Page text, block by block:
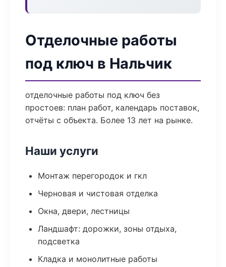
Отделочные работы
под ключ в Нальчик
отделочные работы под ключ без
простоев: план работ, календарь поставок,
отчёты с объекта. Более 13 лет на рынке.
Наши услуги
Монтаж перегородок и гкл
Черновая и чистовая отделка
Окна, двери, лестницы
Ландшафт: дорожки, зоны отдыха,
подсветка
Кладка и монолитные работы